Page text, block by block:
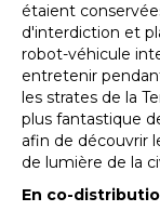
étaient
d'interdiction et
robot-véhicule
entretenir
les strates de la
plus fantastique
afin de découvrir
de lumière de la
En co-